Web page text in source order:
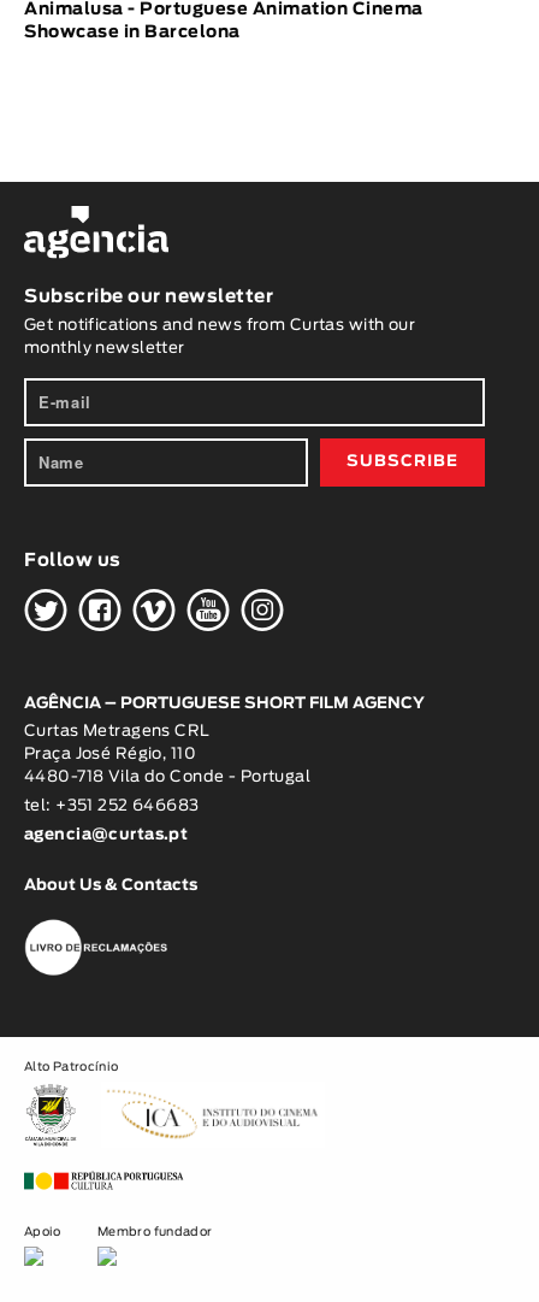
Animalusa - Portuguese Animation Cinema
Showcase in Barcelona
Subscribe our newsletter
Get notifications and news from Curtas with our
monthly newsletter
Follow us
HGWOK
AGÊNCIA – PORTUGUESE SHORT FILM AGENCY
Curtas Metragens CRL
Praça José Régio, 110
4480-718 Vila do Conde - Portugal
tel: +351 252 646683
agencia@curtas.pt
About Us & Contacts
Alto Patrocínio
Apoio Membro fundador